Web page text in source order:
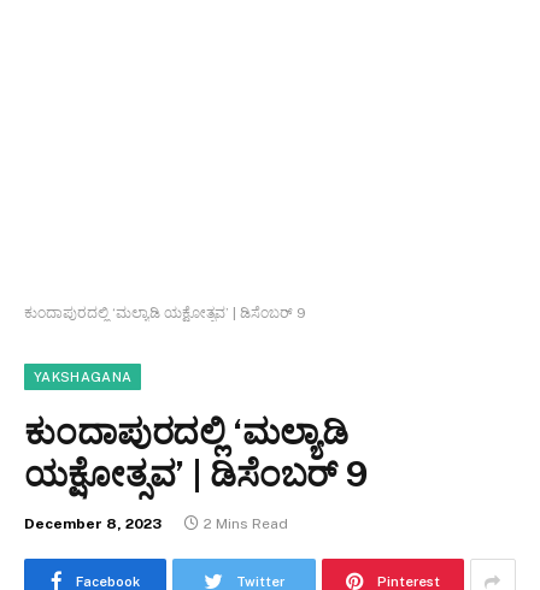
ಕುಂದಾಪುರದಲ್ಲಿ ‘ಮಲ್ಯಾಡಿ ಯಕ್ಷೋತ್ಸವ’ | ಡಿಸೆಂಬರ್ 9
YAKSHAGANA
ಕುಂದಾಪುರದಲ್ಲಿ ‘ಮಲ್ಯಾಡಿ
ಯಕ್ಷೋತ್ಸವ’ | ಡಿಸೆಂಬರ್ 9
December 8, 2023 2 Mins Read
Facebook Twitter Pinterest